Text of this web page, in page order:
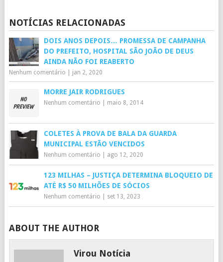
NOTÍCIAS RELACIONADAS
DOIS ANOS DEPOIS… PROMESSA DE CAMPANHA
DO PREFEITO, HOSPITAL SÃO JOÃO DE DEUS
AINDA NÃO FOI REABERTO
Nenhum comentário jan 2, 2020
MORRE JAIR RODRIGUES
Nenhum comentário maio 8, 2014
COLETES À PROVA DE BALA DA GUARDA
MUNICIPAL ESTÃO VENCIDOS
Nenhum comentário ago 12, 2020
123 MILHAS – JUSTIÇA DETERMINA BLOQUEIO DE
ATÉ R$ 50 MILHÕES DE SÓCIOS
Nenhum comentário set 13, 2023
ABOUT THE AUTHOR
Virou Notícia